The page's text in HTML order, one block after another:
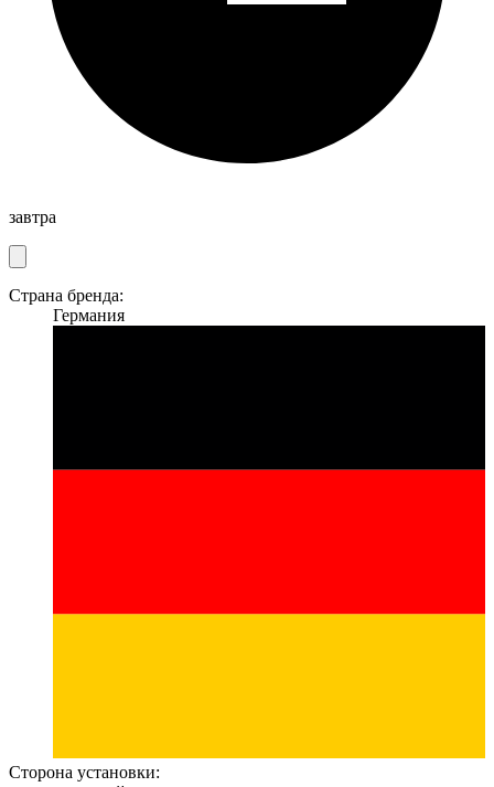
завтра
Страна бренда:
Германия
Сторона установки: